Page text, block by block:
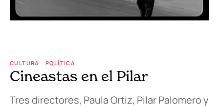
CULTURA POLÍTICA
Cineastas en el Pilar
Tres directores, Paula Ortiz, Pilar Palomero y